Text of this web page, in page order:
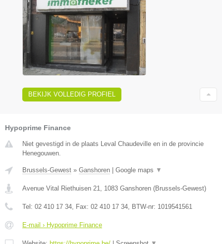
BEKIJK VOLLEDIG PROFIEL
Hypoprime Finance
Niet gevestigd in de plaats Leval Chaudeville en in de provincie
Henegouwen.
Brussels-Gewest » Ganshoren Google maps ▼
Avenue Vital Riethuisen 21 1083 Ganshoren (Brussels-Gewest)
Tel: 02 410 17 34 , Fax: 02 410 17 34 , BTW-nr: 1019541561
E-mail › Hypoprime Finance